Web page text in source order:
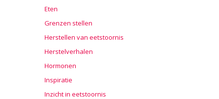
Eten
Grenzen stellen
Herstellen van eetstoornis
Herstelverhalen
Hormonen
Inspiratie
Inzicht in eetstoornis